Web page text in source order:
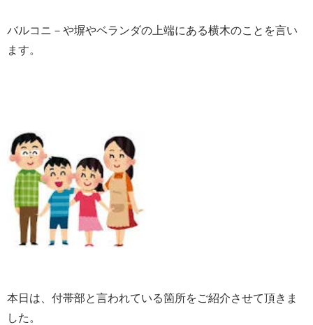
バルコニ－や塀やベランダの上端にある横木のことを言い
ます。
本日は、付帯部と言われている箇所をご紹介させて頂きま
した。